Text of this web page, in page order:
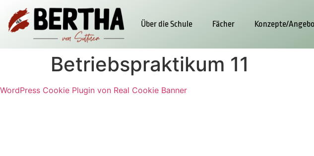
Über die Schule Fächer Konzepte/
Betriebspraktikum 11
WordPress Cookie Plugin von Real Cookie Banner